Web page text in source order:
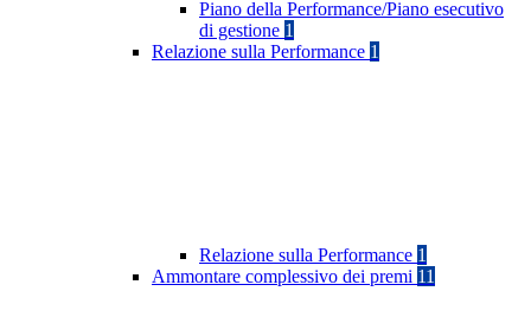
Piano della Performance/Piano esecutivo
di gestione 1
Relazione sulla Performance 1
Relazione sulla Performance 1
Ammontare complessivo dei premi 11